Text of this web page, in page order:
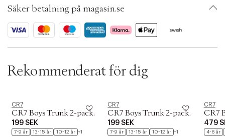
Ax numbers: 07139302
SKU: S15467429
ID: BRDD96-0LKE
Säker betalning på magasin.se
Rekommenderat för dig
CR7
CR7 Boys Trunk 2-pack.
199 SEK
7-9 år 13-15 år 10-12 år +1
CR7
CR7 Boys Trunk 2-pack.
199 SEK
7-9 år 13-15 år 10-12 år +1
CR7
CR7
479
4-6 år